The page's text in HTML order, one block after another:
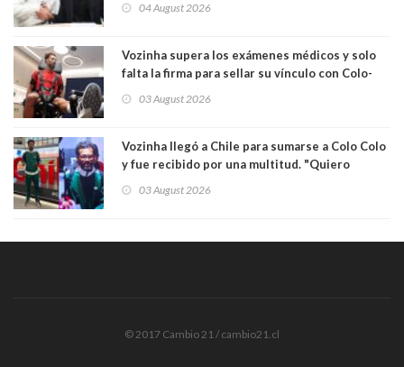
04 August 2026
Vozinha supera los exámenes médicos y solo
falta la firma para sellar su vínculo con Colo-
Colo
03 August 2026
Vozinha llegó a Chile para sumarse a Colo Colo
y fue recibido por una multitud. "Quiero
agradecer el cariño y la paciencia de los
hinchas"
03 August 2026
© 2017 Cambio 21 / cambio21.cl